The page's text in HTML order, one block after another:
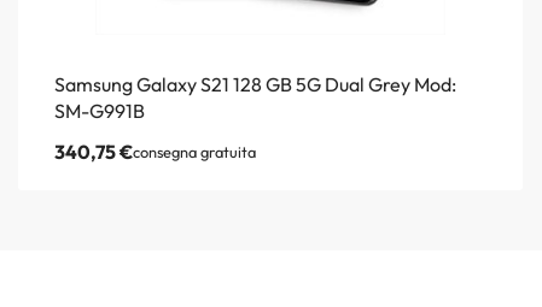
Samsung Galaxy S21 128 GB 5G Dual Grey Mod:
SM-G991B
340,75€consegna gratuita